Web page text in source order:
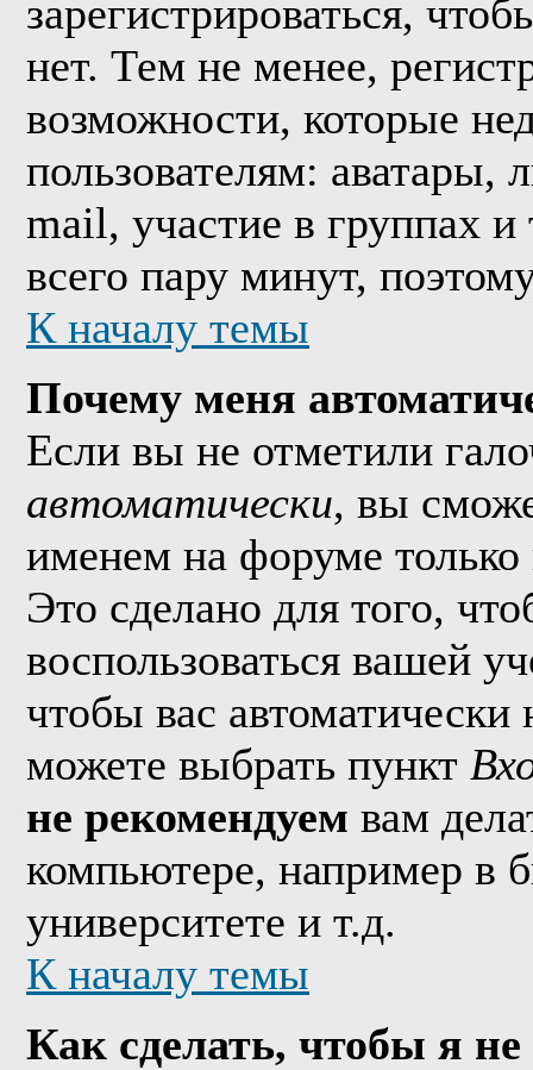
зарегистрироваться,
нет. Тем не менее,
возможности, которые
пользователям: аватары,
mail, участие в группах и
всего пару минут,
К началу темы
Почему меня
Если вы не отметили
автоматически, вы
именем на форуме только
Это сделано для того,
воспользоваться вашей
чтобы вас
можете выбрать пункт
не рекомендуем вам
компьютере, например в
университете и т.д.
К началу темы
Как сделать, чтобы я